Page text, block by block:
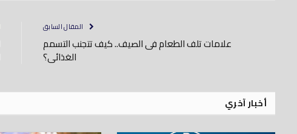
المقال السابق
علامات تلف الطعام فى الصيف.. كيف تتجنب التسمم
الغذائى؟
أخبار آخري